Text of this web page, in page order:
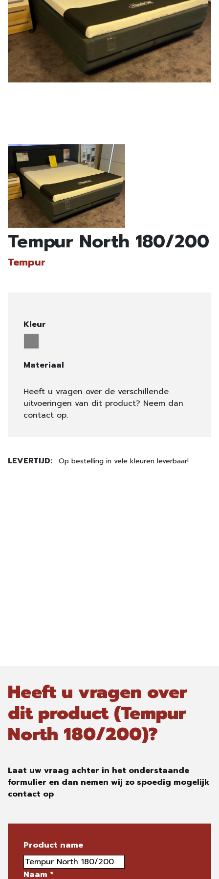
Tempur North 180/200
Tempur
Kleur
Materiaal
Heeft u vragen over de verschillende
uitvoeringen van dit product? Neem dan
contact op.
LEVERTIJD: Op bestelling in vele kleuren leverbaar!
Heeft u vragen over
dit product (Tempur
North 180/200)?
Laat uw vraag achter in het onderstaande
formulier en dan nemen wij zo spoedig mogelijk
contact op
Product name
Naam *